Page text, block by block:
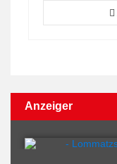
Anzeiger